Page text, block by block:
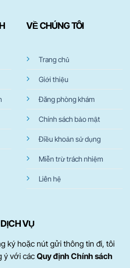
VỀ CHÚNG TÔI
Trang chủ
Giới thiệu
Đăng phòng khám
Chính sách bảo mật
Điều khoản sử dụng
Miễn trừ trách nhiệm
Liên hệ
VỤ
ký hoặc nút gửi thông tin đi, tôi
ý với cácQuy định Chính sách